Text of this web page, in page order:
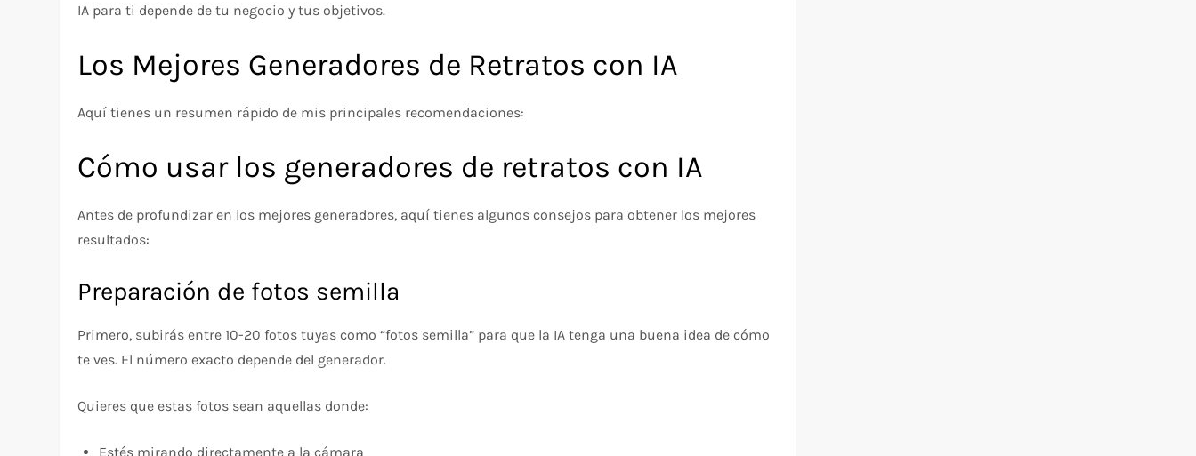
IA para ti depende de tu negocio y tus objetivos.
Los Mejores Generadores de Retratos con IA
Aquí tienes un resumen rápido de mis principales recomendaciones:
Cómo usar los generadores de retratos con IA
Antes de profundizar en los mejores generadores, aquí tienes algunos consejos para obtener los mejores
resultados:
Preparación de fotos semilla
Primero, subirás entre 10-20 fotos tuyas como “fotos semilla” para que la IA tenga una buena idea de cómo
te ves. El número exacto depende del generador.
Quieres que estas fotos sean aquellas donde:
Estés mirando directamente a la cámara